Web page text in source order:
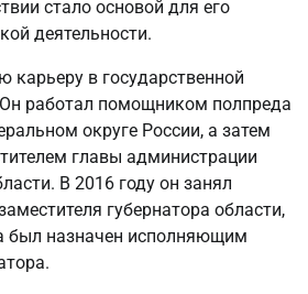
стало основой для его
деятельности.
карьеру в государственной
работал помощником полпреда
округе России, а затем
главы администрации
В 2016 году он занял
губернатора области,
был назначен исполняющим